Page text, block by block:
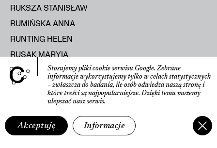
RUKSZA STANISŁAW
RUMIŃSKA ANNA
RUNTING HELEN
RUSAK MARYIA
RUSECKA KATERYNA
RUTKOWSKI ROMAN
RYBICKA ELŻBIETA
RYŚ RAJMUND
Stosujemy pliki cookie serwisu Google. Zebrane
informacje wyko­rzystujemy tylko w celach statys­tycznych
– zwłaszcza do badania, ile osób odwiedza naszą stronę i
które treści są najpopularniejsze.Dzięki temu możemy
ulepszać nasz serwis.
Akceptuję Informacje